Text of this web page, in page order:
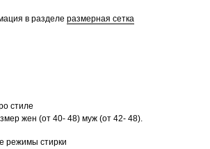
в разделе размерная сетка
стиле
жен (от 40- 48) муж (от 42- 48).
режимы стирки